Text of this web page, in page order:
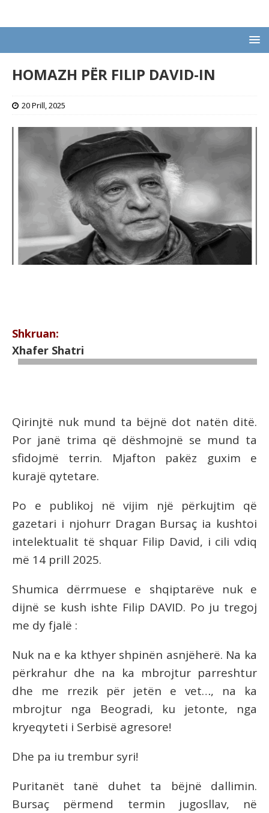
HOMAZH PËR FILIP DAVID-IN
20 Prill, 2025
Shkruan:
Xhafer Shatri
Qirinjtë nuk mund ta bëjnë dot natën ditë.
Por janë trima që dëshmojnë se mund ta
sfidojmë terrin. Mjafton pakëz guxim e
kurajë qytetare.
Po e publikoj në vijim një përkujtim që
gazetari i njohurr Dragan Bursaç ia kushtoi
intelektualit të shquar Filip David, i cili vdiq
më 14 prill 2025.
Shumica dërrmuese e shqiptarëve nuk e
dijnë se kush ishte Filip DAVID. Po ju tregoj
me dy fjalë :
Nuk na e ka kthyer shpinën asnjëherë. Na ka
përkrahur dhe na ka mbrojtur parreshtur
dhe me rrezik për jetën e vet…, na ka
mbrojtur nga Beogradi, ku jetonte, nga
kryeqyteti i Serbisë agresore!
Dhe pa iu trembur syri!
Puritanët tanë duhet ta bëjnë dallimin.
Bursaç përmend termin jugosllav, në